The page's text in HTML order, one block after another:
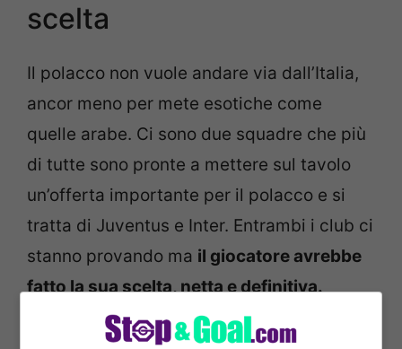
scelta
Il polacco non vuole andare via dall’Italia,
ancor meno per mete esotiche come
quelle arabe. Ci sono due squadre che più
di tutte sono pronte a mettere sul tavolo
un’offerta importante per il polacco e si
tratta di Juventus e Inter. Entrambi i club ci
stanno provando ma il giocatore avrebbe
fatto la sua scelta, netta e definitiva.